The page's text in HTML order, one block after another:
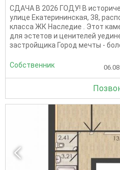
СДАЧА В 2026 ГОДУ! В
улице Екатерининская, 38,
класса ЖК Наследие . Этот
для эстетов и ценителей
застройщика Город мечты -
Собственник 06.08